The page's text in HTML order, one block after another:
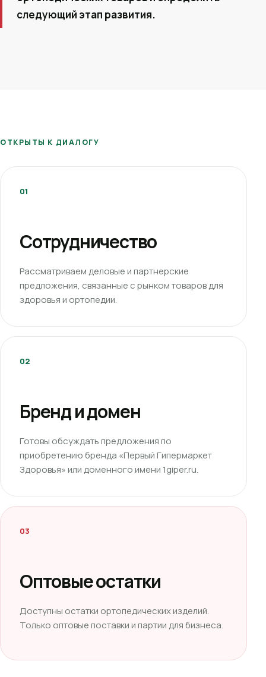
следующий этап развития.
ОТКРЫТЫ К ДИАЛОГУ
01
Сотрудничество
Рассматриваем деловые и партнерские
предложения, связанные с рынком товаров для
здоровья и ортопедии.
02
Бренд и домен
Готовы обсуждать предложения по
приобретению бренда «Первый Гипермаркет
Здоровья» или доменного имени 1giper.ru.
03
Оптовые остатки
Доступны остатки ортопедических изделий.
Только оптовые поставки и партии для бизнеса.